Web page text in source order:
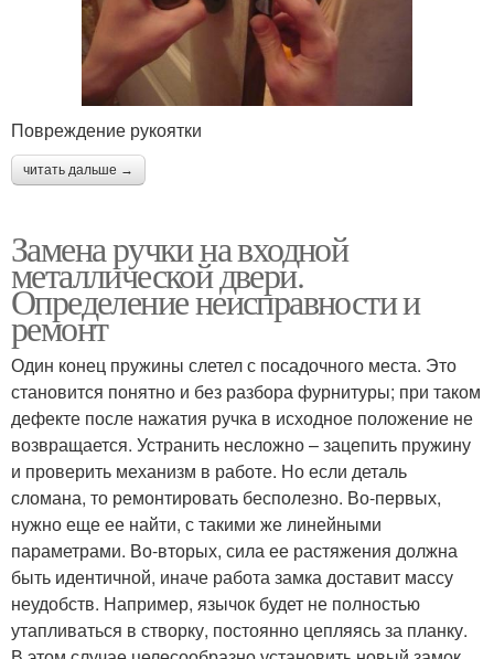
Повреждение рукоятки
читать дальше →
Замена ручки на входной
металлической двери.
Определение неисправности и
ремонт
Один конец пружины слетел с посадочного места. Это
становится понятно и без разбора фурнитуры; при таком
дефекте после нажатия ручка в исходное положение не
возвращается. Устранить несложно – зацепить пружину
и проверить механизм в работе. Но если деталь
сломана, то ремонтировать бесполезно. Во-первых,
нужно еще ее найти, с такими же линейными
параметрами. Во-вторых, сила ее растяжения должна
быть идентичной, иначе работа замка доставит массу
неудобств. Например, язычок будет не полностью
утапливаться в створку, постоянно цепляясь за планку.